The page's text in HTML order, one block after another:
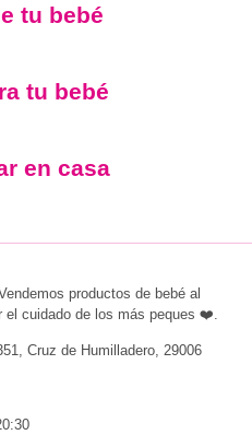
tu bebé
tu bebé
en casa
productos de bebé al
el cuidado de los más peques ❤️.
Cruz de Humilladero, 29006